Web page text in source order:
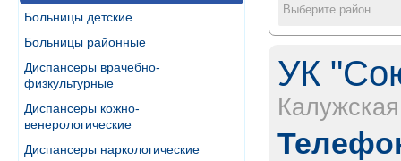
Больницы детские
Больницы районные
Диспансеры врачебно-
физкультурные
Диспансеры кожно-
венерологические
Диспансеры наркологические
Выберите район
УК